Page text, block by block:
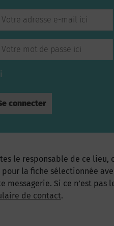
le responsable de ce lieu,
pour la fiche sélectionnée
messagerie. Si ce n’est pas
de contact.